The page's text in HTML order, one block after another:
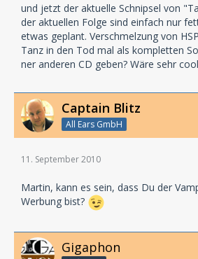
und jetzt der aktuelle Schnipsel von
der aktuellen Folge sind einfach nur
etwas geplant. Verschmelzung von
Tanz in den Tod mal als kompletten
ner anderen CD geben? Wäre sehr
Captain Blitz
All Ears GmbH
11. September 2010
Martin, kann es sein, dass Du der
Werbung bist?
Gigaphon